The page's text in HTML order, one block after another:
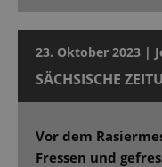
23. Oktober 2023 |
SÄCHSISCHE
Vor dem
Fressen und